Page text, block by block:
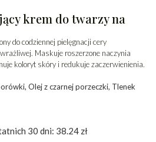
krem do twarzy na
do codziennej pielęgnacji cery
Maskuje roszerzone naczynia
koloryt skóry i redukuje zaczerwienienia.
Olej z czarnej porzeczki, Tlenek
30 dni: 38.24 zł